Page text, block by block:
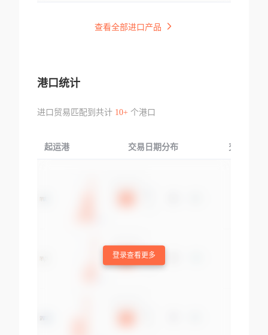
查看全部进口产品
港口统计
进口贸易匹配到共计 10+个港口
起运港 交易日期分布 交易产品
登录查看更多